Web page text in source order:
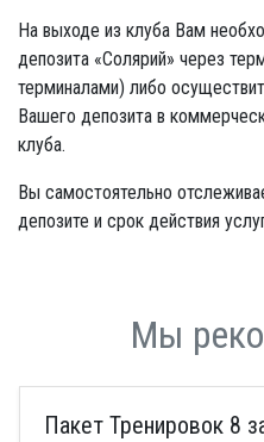
На выходе из клуба Вам
депозита «Солярий» через
терминалами) либо
Вашего депозита в
клуба.
Вы самостоятельно
депозите и срок действия
Мы
Пакет Тренировок 8